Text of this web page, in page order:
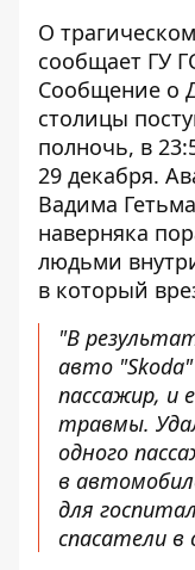
О
сообщает ГУ
Сообщение о
столицы
полночь, в
29 декабря.
Вадима
наверняка
людьми
в который
"В
авто
пассажир, и
травмы.
одного
в
для
спасатели в